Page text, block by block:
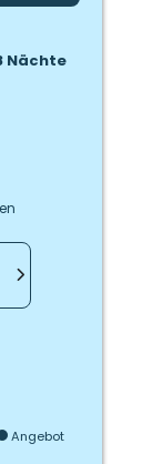
Nächte
Angebot